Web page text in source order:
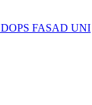
DOPS FASAD UNI